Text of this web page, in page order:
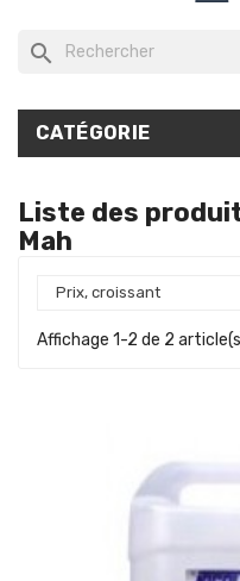
search
CATÉGORIE
Liste des
Mah
Prix, croissant
Affichage 1-2 de 2